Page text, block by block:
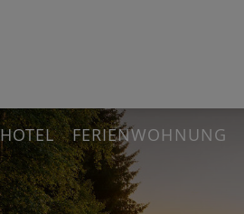
HOTEL FERIENWOHNUNG